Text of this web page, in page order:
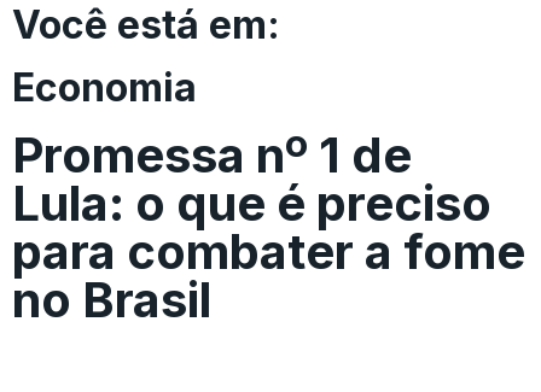
Você está em:
Economia
Promessa nº 1 de
Lula: o que é preciso
para combater a fome
no Brasil